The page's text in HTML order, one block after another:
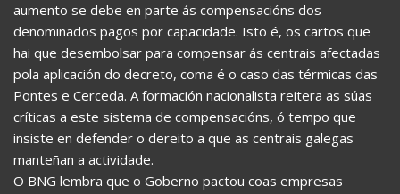
aumento se debe en parte ás compensacións dos
denominados pagos por capacidade. Isto é, os cartos que
hai que desembolsar para compensar ás centrais afectadas
pola aplicación do decreto, coma é o caso das térmicas das
Pontes e Cerceda. A formación nacionalista reitera as súas
críticas a este sistema de compensacións, ó tempo que
insiste en defender o dereito a que as centrais galegas
manteñan a actividade.
O BNG lembra que o Goberno pactou coas empresas